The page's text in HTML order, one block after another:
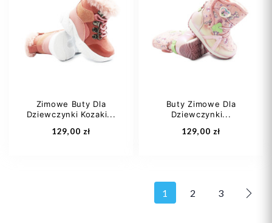
32
Dodaj do koszyka
30
Dodaj do koszyka
Zimowe Buty Dla
Dziewczynki Kozaki...
129,00 zł
Buty Zimowe Dla
Dziewczynki...
129,00 zł
1 2 3